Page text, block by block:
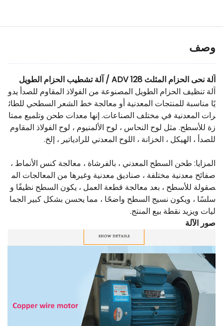
وصف
آلة نحى الحزام المثلث ADV 128 / آلة تشطيب الحزام الطويل
آلة تنظيف الحزام الطويل المصنوعة من الفولاذ المقاوم للصدأ يدو
يًا مناسبة للمنتجات المعدنية أو معالجة خط الشعر السطحي للطائ
رات المعدنية في مختلف الصناعات. إنها معدات طحن وتلميع ممتا
زة للأسطح. مثل لوح النحاس ، لوح الألمنيوم ، لوح الفولاذ المقاوم
للصدأ ، الهيكل ، الخزانة ، اللوح المعدني للرادياتير ، إلخ.
المزايا: طحن السطح المعدني ، بالفرشاة ، معالجة كنس الأنماط ،
صفائح معدنية مختلفة ، صناديق معدنية وغيرها من المعالجات الم
صقولة للأسطح ، بعد معالجة قطعة العمل ، يكون السطح نظيفًا و
سلسًا ، ويكون نسيج السطح واضحًا ، مما يحسن بشكل كبير الجما
ليات ويزيد نقطة بيع المنتج.
صور الآلة